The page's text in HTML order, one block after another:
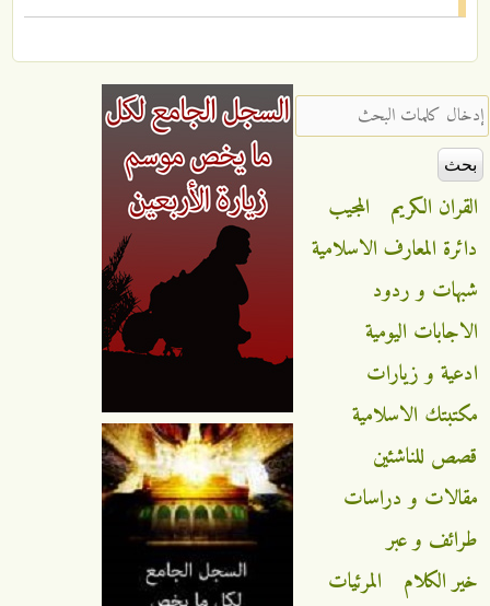
‏إدخال كلمات البحث ‏
القران الكريم
المجيب
دائرة المعارف الاسلامية
شبهات و ردود
الاجابات اليومية
ادعية و زيارات
مكتبتك الاسلامية
قصص للناشئين
مقالات و دراسات
طرائف و عبر
خير الكلام
المرئيات